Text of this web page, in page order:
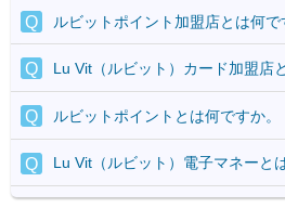
ルビットポイント加盟店とは何で
Lu Vit（ルビット）カード加盟店
ルビットポイントとは何ですか。
Lu Vit（ルビット）電子マネーと